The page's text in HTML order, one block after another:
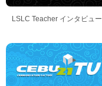
LSLC Teacher インタビュー